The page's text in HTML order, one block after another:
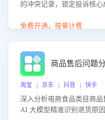
的冲突记录，锁定投诉核
置差评防控，提升客户满意
免费开通，按量计费
商品售后问题
淘宝 | 京东 | 抖音 | 快手
深入分析电商食品类目商
AI 大模型精准识别退货原